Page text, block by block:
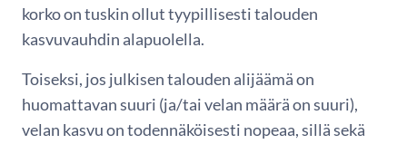
korko on tuskin ollut tyypillisesti talouden
kasvuvauhdin alapuolella.
Toiseksi, jos julkisen talouden alijäämä on
huomattavan suuri (ja/tai velan määrä on suuri),
velan kasvu on todennäköisesti nopeaa, sillä sekä